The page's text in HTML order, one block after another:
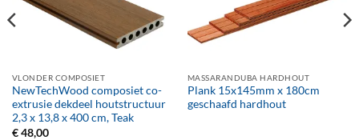
VLONDER COMPOSIET
NewTechWood composiet co-
extrusie dekdeel houtstructuur
2,3 x 13,8 x 400 cm, Teak
€48,00
MASSARANDUBA HARDHOUT
Plank 15x145mm x 180cm
geschaafd hardhout